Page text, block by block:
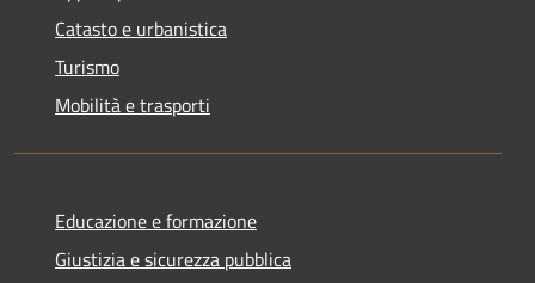
Catasto e urbanistica
Turismo
Mobilità e trasporti
Educazione e formazione
Giustizia e sicurezza pubblica